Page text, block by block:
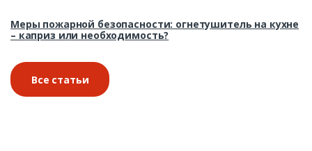
Меры пожарной безопасности: огнетушитель на кухне
– каприз или необходимость?
Все статьи